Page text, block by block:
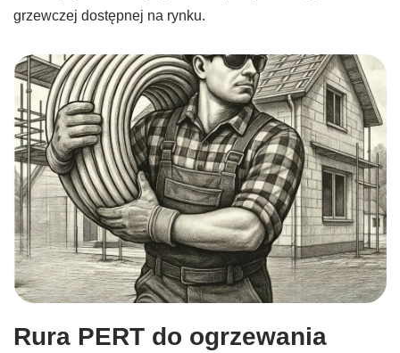
grzewczej dostępnej na rynku.
Rura PERT do ogrzewania